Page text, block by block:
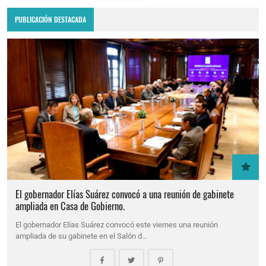
PUBLICACIÓN DESTACADA
El gobernador Elías Suárez convocó a una reunión de gabinete
ampliada en Casa de Gobierno.
El gobernador Elías Suárez convocó este viernes una reunión
ampliada de su gabinete en el Salón d…